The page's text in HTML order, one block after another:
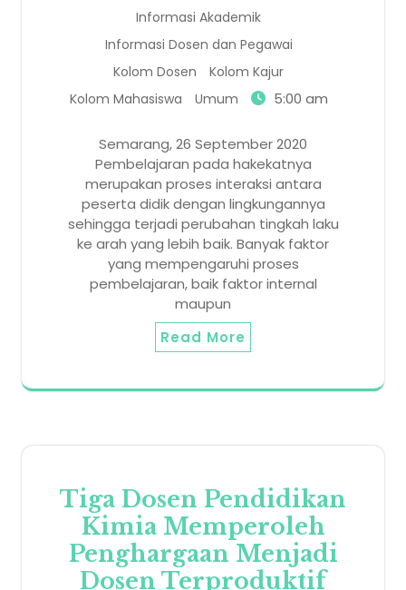
Informasi Akademik
Informasi Dosen dan Pegawai
Kolom Dosen
Kolom Kajur
Kolom Mahasiswa
Umum 5:00 am
Semarang, 26 September 2020
Pembelajaran pada hakekatnya
merupakan proses interaksi antara
peserta didik dengan lingkungannya
sehingga terjadi perubahan tingkah laku
ke arah yang lebih baik. Banyak faktor
yang mempengaruhi proses
pembelajaran, baik faktor internal
maupun
Read More
Tiga Dosen Pendidikan
Kimia Memperoleh
Penghargaan Menjadi
Dosen Terproduktif